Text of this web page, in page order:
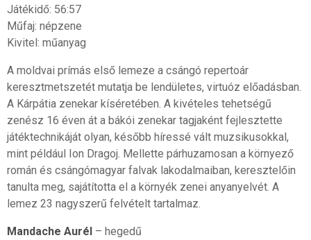
Játékidő: 56:57
Műfaj: népzene
Kivitel: műanyag
A moldvai prímás első lemeze a csángó repertoár
keresztmetszetét mutatja be lendületes, virtuóz előadásban.
A Kárpátia zenekar kíséretében. A kivételes tehetségű
zenész 16 éven át a bákói zenekar tagjaként fejlesztette
játéktechnikáját olyan, később híressé vált muzsikusokkal,
mint például Ion Dragoj. Mellette párhuzamosan a környező
román és csángómagyar falvak lakodalmaiban, keresztelőin
tanulta meg, sajátította el a környék zenei anyanyelvét. A
lemez 23 nagyszerű felvételt tartalmaz.
Mandache Aurél– hegedű